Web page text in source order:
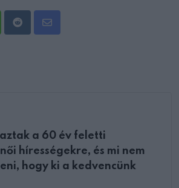
RedditShare
a 60 év feletti
hírességekre, és mi nem
hogy ki a kedvencünk